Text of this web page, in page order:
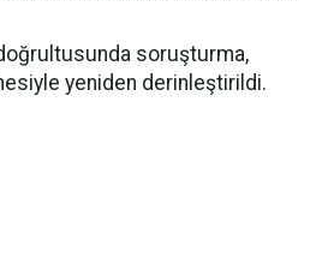
soruşturma,
yeniden derinleştirildi.